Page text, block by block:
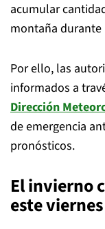
acumular
montaña
Por ello, las
informados a
Dirección
de emergencia
pronósticos.
El invierno
este viernes